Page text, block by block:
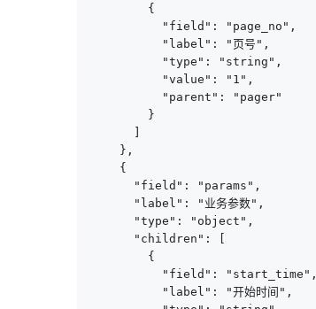
        {
          "field": "page_no",
          "label": "页号",
          "type": "string",
          "value": "1",
          "parent": "pager"
        }
    },
    {
      "field": "params",
      "label": "业务参数",
      "type": "object",
      "children": [
        {
          "field": "start_time",
          "label": "开始时间",